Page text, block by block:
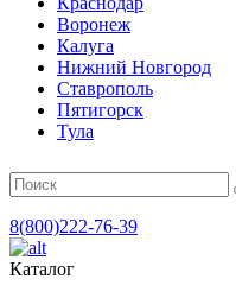
Воронеж
Калуга
Нижний Новгород
Ставрополь
Пятигорск
Тула
8(800)222-76-39
Каталог